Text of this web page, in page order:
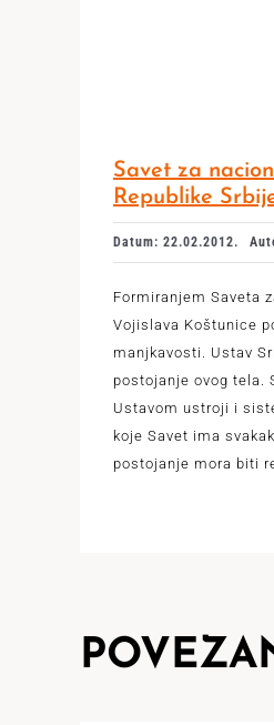
Savet za
Republike
Datum: 22.02.2012.
Formiranjem Saveta
Vojislava Koštunice
manjkavosti. Ustav
postojanje ovog tela.
Ustavom ustroji i
koje Savet ima
postojanje mora biti